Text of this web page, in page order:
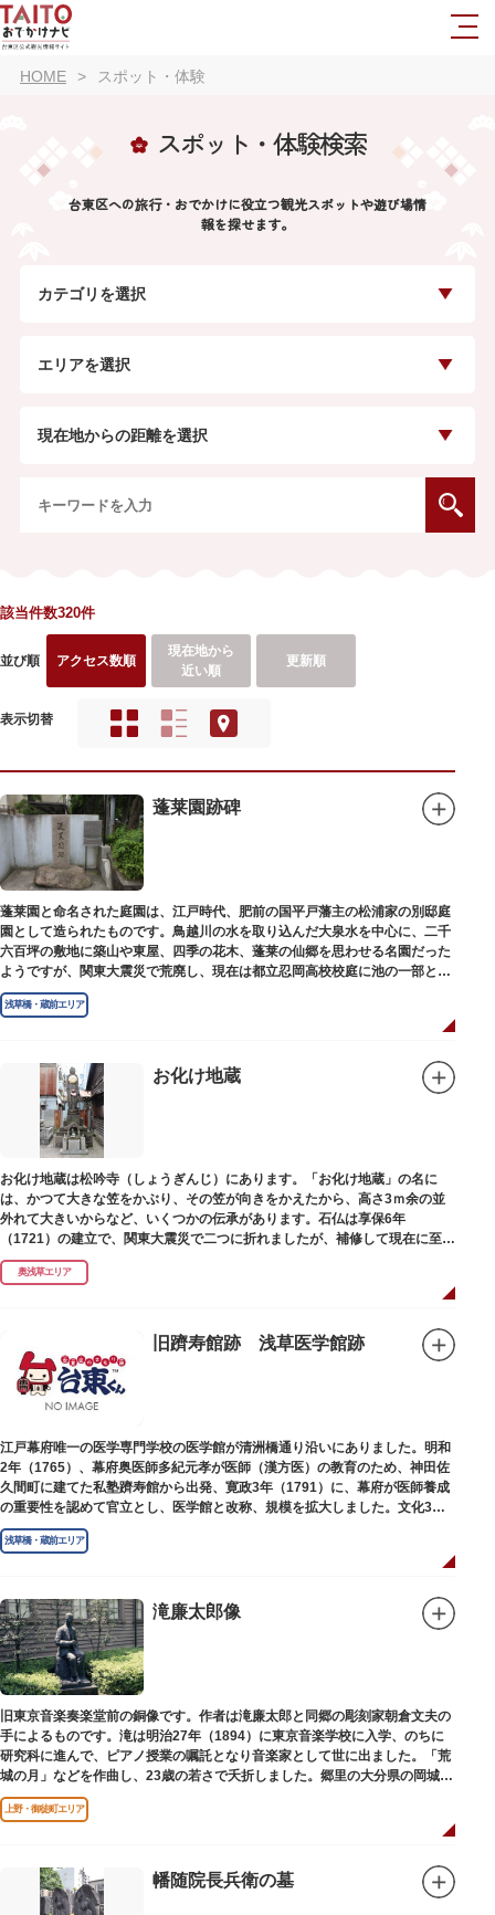
HOME スポット・体験
スポット・体験検索
台東区への旅行・おでかけに役立つ観光スポットや遊び場情
報を探せます。
カテゴリを選択
エリアを選択
現在地からの距離を選択
該当件数320件
並び順 アクセス数順
現在地から
近い順
更新順
表示切替
蓬莱園跡碑
蓬莱園と命名された庭園は、江戸時代、肥前の国平戸藩主の松浦家の別邸庭
園として造られたものです。鳥越川の水を取り込んだ大泉水を中心に、二千
六百坪の敷地に築山や東屋、四季の花木、蓬莱の仙郷を思わせる名園だった
ようですが、関東大震災で荒廃し、現在は都立忍岡高校校庭に池の一部と都
指定の天然記念物の大イチョウを残すのみです。
浅草橋・蔵前エリア
お化け地蔵
お化け地蔵は松吟寺（しょうぎんじ）にあります。「お化け地蔵」の名に
は、かつて大きな笠をかぶり、その笠が向きをかえたから、高さ3ｍ余の並
外れて大きいからなど、いくつかの伝承があります。石仏は享保6年
（1721）の建立で、関東大震災で二つに折れましたが、補修して現在に至っ
ています。常夜灯は、寛政2年（1790）に建てられました。
奥浅草エリア
旧躋寿館跡 浅草医学館跡
江戸幕府唯一の医学専門学校の医学館が清洲橋通り沿いにありました。明和
2年（1765）、幕府奥医師多紀元孝が医師（漢方医）の教育のため、神田佐
久間町に建てた私塾躋寿館から出発、寛政3年（1791）に、幕府が医師養成
の重要性を認めて官立とし、医学館と改称、規模を拡大しました。文化3年
（1806）、大火に遭い焼失しましたが、同年に旧向柳原一丁目に移転、再建
されました。
弟育成をはかるなど、江戸時代後期から明治維新に至る日本の医学振興に貢
献しました。
※現在、この場所に「旧躋寿館跡 浅草医学館跡」に関する案内板や説明版
等は設置されておりません。
浅草橋・蔵前エリア
滝廉太郎像
旧東京音楽奏楽堂前の銅像です。作者は滝廉太郎と同郷の彫刻家朝倉文夫の
手によるものです。滝は明治27年（1894）に東京音楽学校に入学、のちに
研究科に進んで、ピアノ授業の嘱託となり音楽家として世に出ました。「荒
城の月」などを作曲し、23歳の若さで夭折しました。郷里の大分県の岡城趾
にも同じ像が置かれています。
上野・御徒町エリア
幡随院長兵衛の墓